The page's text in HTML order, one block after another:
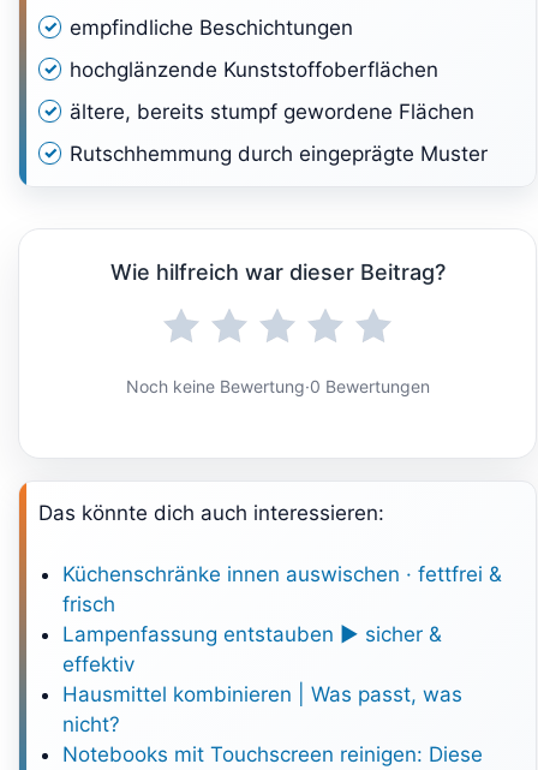
empfindliche Beschichtungen
hochglänzende Kunststoffoberflächen
ältere, bereits stumpf gewordene Flächen
Rutschhemmung durch eingeprägte Muster
Wie hilfreich war dieser Beitrag?
Noch keine Bewertung·0 Bewertungen
Das könnte dich auch interessieren:
Küchenschränke innen auswischen · fettfrei &
frisch
Lampenfassung entstauben ► sicher &
effektiv
Hausmittel kombinieren | Was passt, was
nicht?
Notebooks mit Touchscreen reinigen: Diese